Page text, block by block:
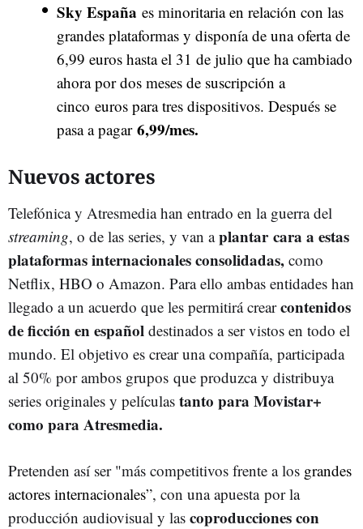
Sky España es minoritaria en relación con las
grandes plataformas y disponía de una oferta de
6,99 euros hasta el 31 de julio que ha cambiado
ahora por dos meses de suscripción a
cinco euros para tres dispositivos. Después se
pasa a pagar6,99/mes.
Nuevos actores
Telefónica y Atresmedia han entrado en la guerra del
streaming, o de las series, y van aplantar cara a estas
plataformas internacionales consolidadas, como
Netflix, HBO o Amazon. Para ello ambas entidades han
llegado a un acuerdo que les permitirá crearcontenidos
de ficción en español destinados a ser vistos en todo el
mundo. El objetivo es crear una compañía, participada
al 50% por ambos grupos que produzca y distribuya
series originales y películas tanto para Movistar+
como para Atresmedia.
Pretenden así ser "más competitivos frente a los grandes
actores internacionales”, con una apuesta por la
producción audiovisual y las coproducciones con